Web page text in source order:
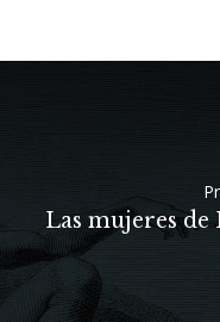
Las mujeres de